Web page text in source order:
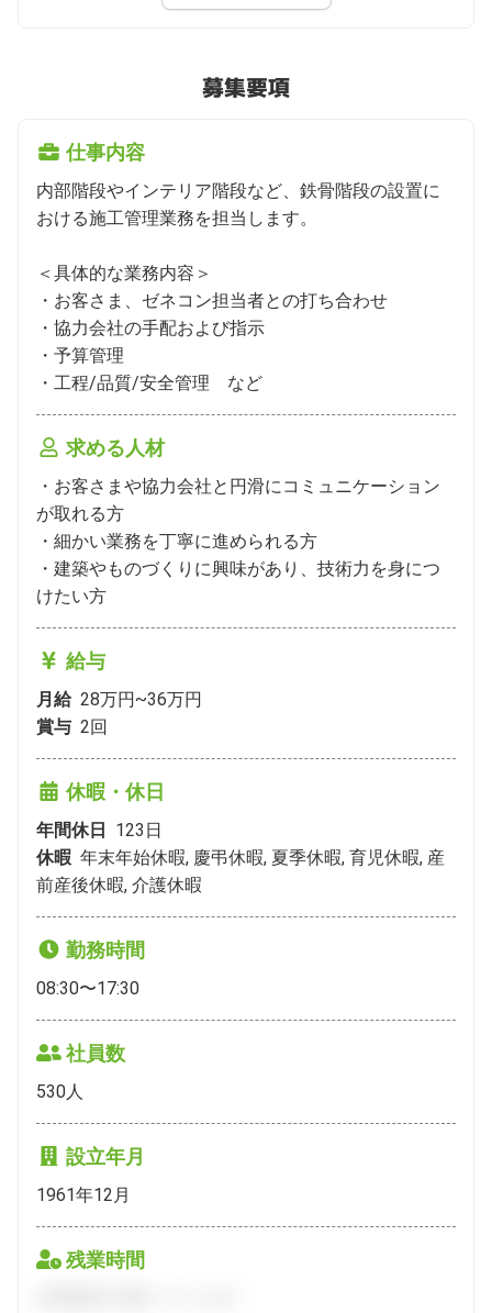
募集要項
仕事内容
内部階段やインテリア階段など、鉄骨階段の設置に
おける施工管理業務を担当します。
＜具体的な業務内容＞
・お客さま、ゼネコン担当者との打ち合わせ
・協力会社の手配および指示
・予算管理
・工程/品質/安全管理　など
求める人材
・お客さまや協力会社と円滑にコミュニケーション
が取れる方
・細かい業務を丁寧に進められる方
・建築やものづくりに興味があり、技術力を身につ
けたい方
給与
月給 28万円~36万円
賞与 2回
休暇・休日
年間休日 123 日
休暇 年末年始休暇, 慶弔休暇, 夏季休暇, 育児休暇, 産
前産後休暇, 介護休暇
勤務時間
08:30〜17:30
社員数
530人
設立年月
1961年12月
残業時間